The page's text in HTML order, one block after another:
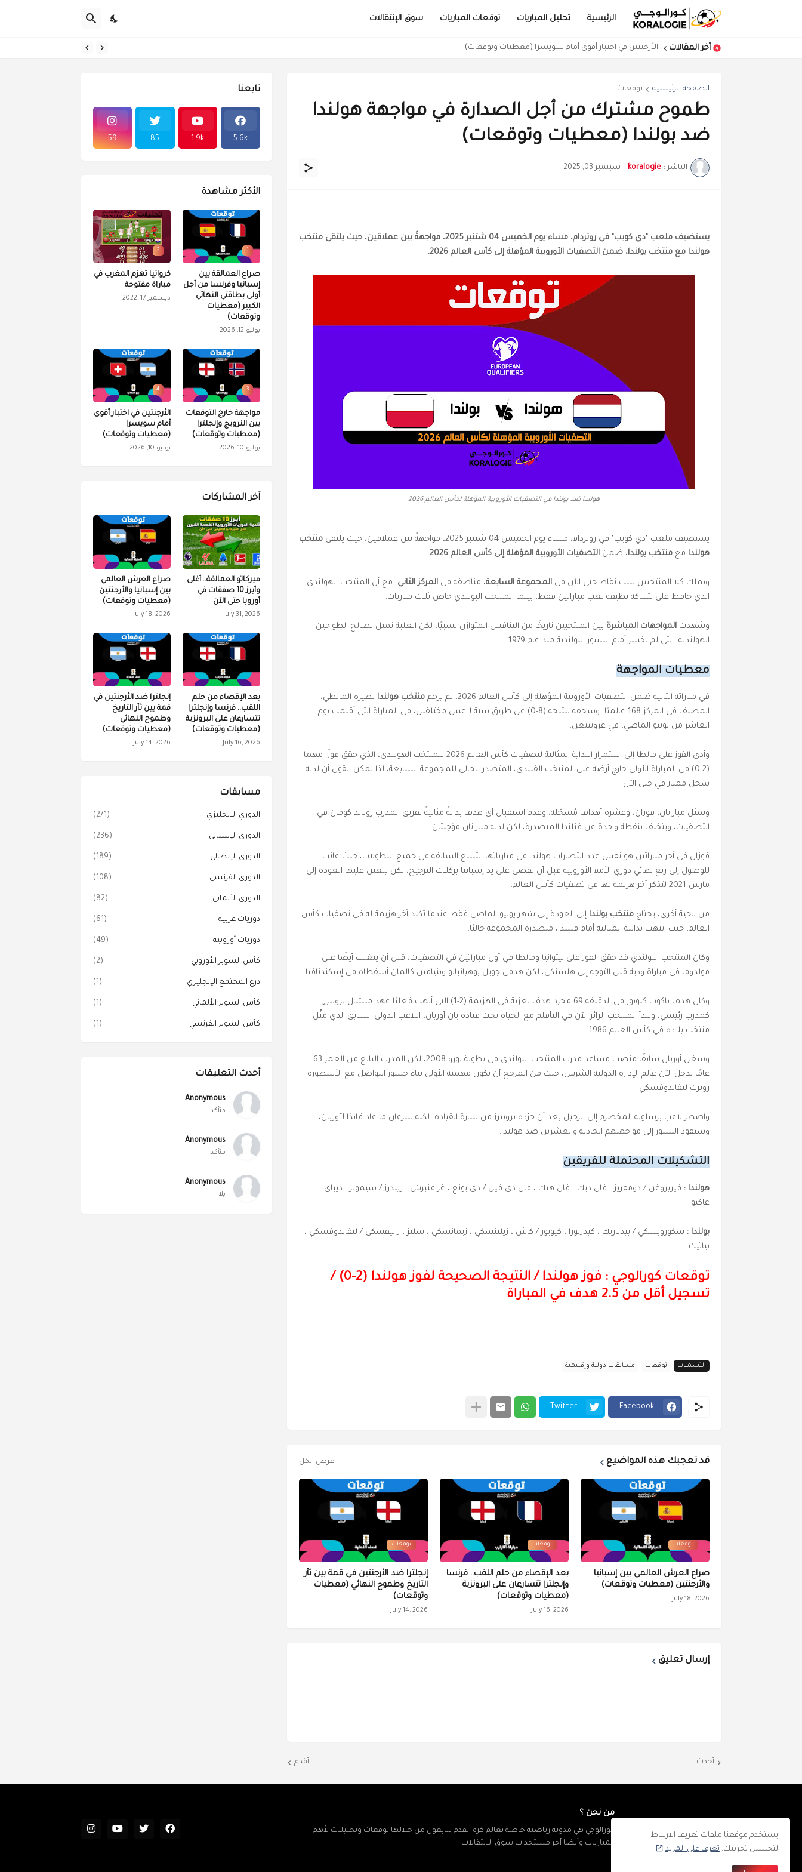
الرئيسية تحليل المباريات توقعات المباريات سوق الإنتقالات
آخر المقالات الأرجنتين في اختبار أقوى أمام سويسرا (معطيات وتوقعات)
الصفحة الرئيسية توقعات
طموح مشترك من أجل الصدارة في مواجهة هولندا
ضد بولندا (معطيات وتوقعات)
الناشر : koralogie
- سبتمبر 03, 2025
يستضيف ملعب "دي كويب" في روتردام، مساء يوم الخميس 04 شتنبر 2025، مواجهةً بين عملاقين، حيث يلتقي منتخب
هولندا مع منتخب بولندا، ضمن التصفيات الأوروبية المؤهلة إلى كأس العالم 2026.
هولندا ضد بولندا في التصفيات الأوروبية المؤهلة لكأس العالم 2026
يستضيف ملعب "دي كويب" في روتردام، مساء يوم الخميس 04 شتنبر 2025، مواجهةً بين عملاقين، حيث يلتقي
منتخب
هولندا معمنتخب بولندا، ضمنالتصفيات الأوروبية المؤهلة إلى كأس العالم 2026 .
ويملك كلا المنتخبين ست نقاط حتى الآن فيالمجموعة السابعة، مناصفة فيالمركز الثاني، مع أن المنتخب الهولندي
الذي حافظ على شباكه نظيفة لعب مباراتين فقط، بينما المنتخب البولندي خاض ثلاث مباريات.
وشهدتالمواجهات المباشرة بين المنتخبين تاريخًا من التنافس المتوازن نسبيًا، لكن الغلبة تميل لصالح الطواحين
الهولندية، التي لم تخسر أمام النسور البولندية منذ عام 1979.
معطيات المواجهة
في مباراته الثانية ضمن التصفيات الأوروبية المؤهلة إلى كأس العالم 2026، لم يرحم منتخب هولندا نظيره المالطي،
المصنف في المركز 168 عالميًا، وسحقه بنتيجة (8-0) عن طريق ستة لاعبين مختلفين، في المباراة التي أقيمت يوم
العاشر من يونيو الماضي، في غرونينغن.
وأدى الفوز على مالطا إلى استمرار البداية المثالية لتصفيات كأس العالم 2026 للمنتخب الهولندي، الذي حقق فوزًا مهما
(2-0) في المباراة الأولى خارج أرضه على المنتخب الفنلدي، المتصدر الحالي للمجموعة السابعة، لذا يمكن القول أن لديه
سجل ممتاز في حتى الآن.
وتمثل مباراتان، فوزان، وعشرة أهداف مُسجّلة، وعدم استقبال أي هدف بدايةً مثاليةً لفريق المدرب رونالد كومان في
التصفيات، ويتخلف بنقطة واحدة عن فنلندا المتصدرة، لكن لديه مباراتان مؤجلتان.
فوزان في آخر مباراتين هو نفس عدد انتصارات هولندا في مبارياتها التسع السابقة في جميع البطولات، حيث عانت
للوصول إلى ربع نهائي دوري الأمم الأوروبية قبل أن تقصى على يد إسبانيا بركلات الترجيح، لكن يتعين عليها العودة إلى
مارس 2021 لتذكر آخر هزيمة لها في تصفيات كأس العالم.
من ناحية أخرى، يحتاجمنتخب بولندا إلى العودة إلى شهر يونيو الماضي فقط عندما تكبد آخر هزيمة له في تصفيات كأس
العالم، حيث انتهت بدايته المثالية أمام فنلندا، متصدرة المجموعة حاليًا.
وكان المنتخب البولندي قد حقق الفوز على ليتوانيا ومالطا في أول مباراتين في التصفيات، قبل أن يتغلب أيضًا على
مولدوفا في مباراة ودية قبل التوجه إلى هلسنكي، لكن هدفي جويل بوهيانبالو وبنيامين كالمان أسقطاه في إسكندنافيا.
وكان هدف ياكوب كيويور في الدقيقة 69 مجرد هدف تعزية في الهزيمة (2-1) التي أنهت فعليًا عهد ميشال بروبيرز
كمدرب رئيسي، ويبدأ المنتخب الزائر الآن في التأقلم مع الحياة تحت قيادة يان أوربان، اللاعب الدولي السابق الذي مثّل
منتخب بلاده في كأس العالم 1986.
وشغل أوربان سابقًا منصب مساعد مدرب المنتخب البولندي في بطولة يورو 2008، لكن المدرب البالغ من العمر 63
عامًا يدخل الآن عالم الإدارة الدولية الشرس، حيث من المرجح أن تكون مهمته الأولى بناء جسور التواصل مع الأسطورة
روبرت ليفاندوفسكي.
واضطر لاعب برشلونة المخضرم إلى الرحيل بعد أن جرّده بروبيرز من شارة القيادة، لكنه سرعان ما عاد قائدًا لأوربان،
وسيقود النسور إلى مواجهتهم الحادية والعشرين ضد هولندا.
التشكيلات المحتملة للفريقين
هولندا : فيربروغن / دومفريز ، فان ديك ، فان هيك ، فان دي فين / دي يونغ ، غرافنبرش ، ريندرز / سيمونز ، ديباي ،
غاكبو
بولندا : سكوروبسكي / بيدناريك ، كيدزيورا ، كيويور / كاش ، زيلينسكي ، زيمانسكي ، سليز ، زاليفسكي / ليفاندوفسكي ،
بياتيك
توقعات كورالوجي : فوز هولندا/
النتيجة الصحيحة لفوز هولندا (2-0) /
تسجيل أقل من 2.5 هدف في المباراة
التسميات توقعات مسابقات دولية وإقليمية
Facebook
Twitter
قد تعجبك هذه المواضيع عرض الكل
توقعات
صراع العرش العالمي بين إسبانيا
والأرجنتين (معطيات وتوقعات)
July 18, 2026
توقعات
بعد الإقصاء من حلم اللقب.. فرنسا
وإنجلترا تتسارعان على البرونزية
(معطيات وتوقعات)
July 16, 2026
توقعات
إنجلترا ضد الأرجنتين في قمة بين ثأر
التاريخ وطموح النهائي (معطيات
وتوقعات)
July 14, 2026
إرسال تعليق
أحدث أقدم
تابعنا
5.6k
1.9k
85
59
الأكثر مشاهدة
1
صراع العمالقة بين
إسبانيا وفرنسا من أجل
أولى بطاقتي النهائي
الكبير (معطيات
وتوقعات)
يوليو 12, 2026
2
كرواتيا تهزم المغرب في
مباراة مفتوحة
ديسمبر 17, 2022
3
مواجهة خارج التوقعات
بين النرويج وإنجلترا
(معطيات وتوقعات)
يوليو 10, 2026
4
الأرجنتين في اختبار أقوى
أمام سويسرا
(معطيات وتوقعات)
يوليو 10, 2026
آخر المشاركات
ميركاتو العمالقة.. أغلى
وأبرز 10 صفقات في
أوروبا حتى الآن
July 31, 2026
صراع العرش العالمي
بين إسبانيا والأرجنتين
(معطيات وتوقعات)
July 18, 2026
بعد الإقصاء من حلم
اللقب.. فرنسا وإنجلترا
تتسارعان على البرونزية
(معطيات وتوقعات)
July 16, 2026
إنجلترا ضد الأرجنتين في
قمة بين ثأر التاريخ
وطموح النهائي
(معطيات وتوقعات)
July 14, 2026
مسابقات
الدوري الانجليزي (271)
الدوري الإسباني (236)
الدوري الإيطالي (189)
الدوري الفرنسي (108)
الدوري الألماني (82)
دوريات عربية (61)
دوريات أوروبية (49)
كأس السوبر الأوروبي (2)
درع المجتمع الإنجليزي (1)
كأس السوبر الألماني (1)
كأس السوبر الفرنسي (1)
أحدث التعليقات
Anonymous
متأكد
Anonymous
متأكد
Anonymous
يلا
من نحن ؟
كورالوجي هي مدونة رياضية خاصة بعالم كرة القدم تتابعون من خلالها توقعات وتحليلات لأهم
المباريات وأيضا آخر مستجدات سوق الانتقالات
يستخدم موقعنا ملفات تعريف الارتباط
لتحسين تجربتك. تعرف على المزيد